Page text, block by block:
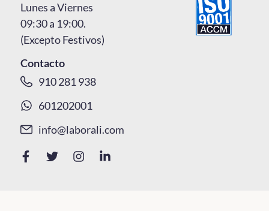
Lunes a Viernes
09:30 a 19:00.
(Excepto Festivos)
Contacto
910 281 938
601202001
info@laborali.com